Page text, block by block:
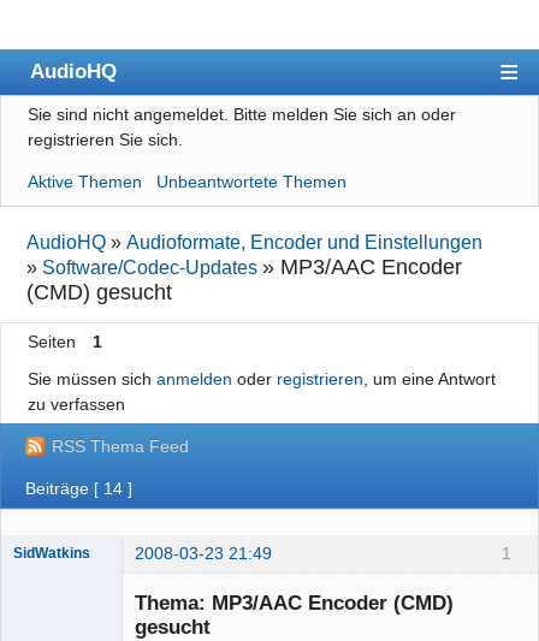
AudioHQ
Übersicht
Forenrichtlinien
Suche
Registrieren
Anmelden
Impressum
Datenschutz
Sie sind nicht angemeldet. Bitte melden Sie sich an oder
registrieren Sie sich.
Aktive Themen Unbeantwortete Themen
AudioHQ »Audioformate, Encoder und Einstellungen
» Software/Codec-Updates » MP3/AAC Encoder
(CMD) gesucht
Seiten
1
Sie müssen sich anmelden oder registrieren , um eine Antwort
zu verfassen
RSS Thema Feed
Beiträge [ 14 ]
1
SidWatkins 2008-03-23 21:49
Thema: MP3/AAC Encoder (CMD)
gesucht